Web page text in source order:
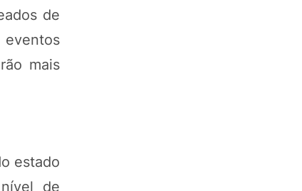
de
mais
estado
de